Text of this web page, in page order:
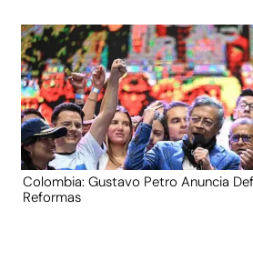
Colombia: Gustavo Petro Anuncia
Reformas